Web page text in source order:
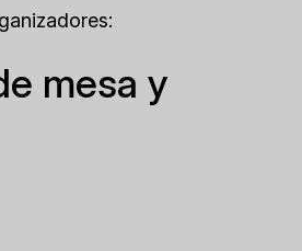
mesa y